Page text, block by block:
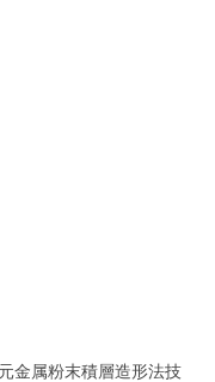
金属粉末積層造形法技